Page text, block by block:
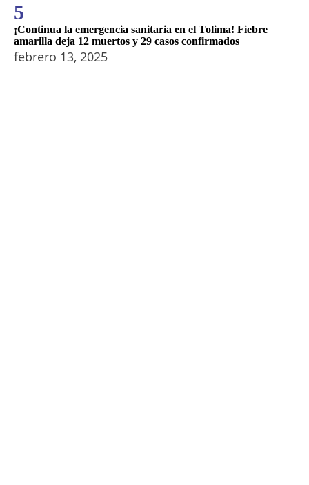
5
¡Continua la emergencia sanitaria en el Tolima! Fiebre
amarilla deja 12 muertos y 29 casos confirmados
febrero 13, 2025